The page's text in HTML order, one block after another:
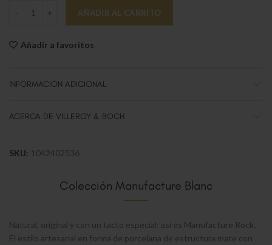
Manufacture Rock Blanc Fuente llana 24cm cantidad
AÑADIR AL CARRITO
Añadir a favoritos
INFORMACIÓN ADICIONAL
ACERCA DE VILLEROY & BOCH
SKU: 1042402536
Colección Manufacture Blanc
Natural, original y con un tacto especial: así es Manufacture Rock.
El estilo artesanal en forma de porcelana de estructura mate con